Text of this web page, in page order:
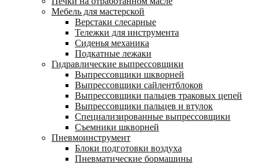
Мебель для мастерской
Верстаки слесарные
Тележки для инструмента
Сиденья механика
Подкатные лежаки
Гидравлические выпрессовщики
Выпрессовщики шкворней
Выпрессовщики сайлентблоков
Выпрессовщики пальцев траковых цепей
Выпрессовщики пальцев и втулок
Специализированные выпрессовщики
Cъемники шкворней
Пневмоинструмент
Блоки подготовки воздуха
Пневматические бормашины